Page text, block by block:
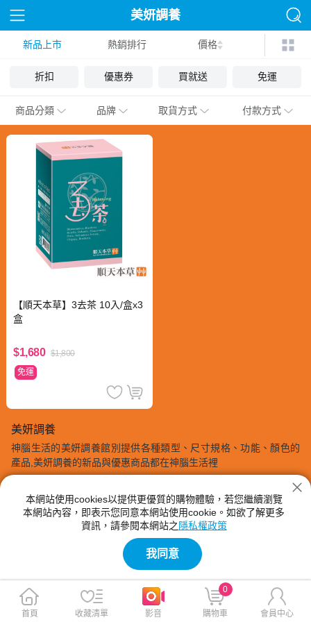
美妍調養
新品上市 熱銷排行 價格
折扣 優惠券 買就送 免運
商品分類 品牌 取貨方式 付款方式
【順天本草】3去茶 10入/盒x3
盒
$1,680 $1,800
免運
美妍調養
神腦生活的美妍調養館別提供各種類型、尺寸規格、功能、顏色的
產品,美妍調養的新品與優惠商品都在神腦生活裡
本網站使用cookies以提供更優質的購物體驗，若您繼續瀏覽
本網站內容，即表示您同意本網站使用cookie。如欲了解更多
資訊，請參閱本網站之 隱私權政策
我同意
首頁 收藏清單 影音 購物車
0
會員中心